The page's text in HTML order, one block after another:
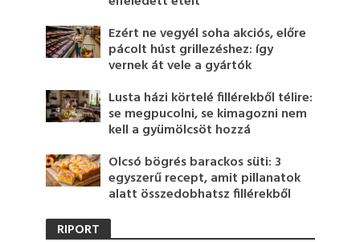
Ezért ne vegyél soha akciós, előre
pácolt húst grillezéshez: így
vernek át vele a gyártók
Lusta házi körtelé fillérekből télire:
se megpucolni, se kimagozni nem
kell a gyümölcsöt hozzá
Olcsó bögrés barackos süti: 3
egyszerű recept, amit pillanatok
alatt összedobhatsz fillérekből
RIPORT